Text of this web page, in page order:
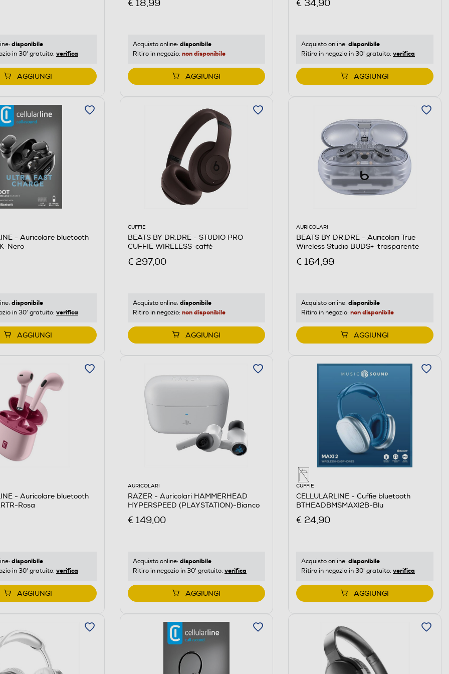
disponibile
in 30' gratuito: verifica
AGGIUNGI
€ 18,99
Acquisto online: disponibile
Ritiro in negozio: non disponibile
AGGIUNGI
€ 34,90
Acquisto online: disponibile
Ritiro in negozio in 30' gratuito: verifica
AGGIUNGI
- Auricolare bluetooth
Nero
disponibile
in 30' gratuito: verifica
AGGIUNGI
CUFFIE
BEATS BY DR.DRE - STUDIO PRO
CUFFIE WIRELESS-caffè
€ 297,00
Acquisto online: disponibile
Ritiro in negozio: non disponibile
AGGIUNGI
AURICOLARI
BEATS BY DR.DRE - Auricolari True
Wireless Studio BUDS+-trasparente
€ 164,99
Acquisto online: disponibile
Ritiro in negozio: non disponibile
AGGIUNGI
- Auricolare bluetooth
Rosa
disponibile
in 30' gratuito: verifica
AGGIUNGI
AURICOLARI
RAZER - Auricolari HAMMERHEAD
HYPERSPEED (PLAYSTATION)-Bianco
€ 149,00
Acquisto online: disponibile
Ritiro in negozio in 30' gratuito: verifica
AGGIUNGI
CUFFIE
CELLULARLINE - Cuffie bluetooth
BTHEADBMSMAXI2B-Blu
€ 24,90
Acquisto online: disponibile
Ritiro in negozio in 30' gratuito: verifica
AGGIUNGI